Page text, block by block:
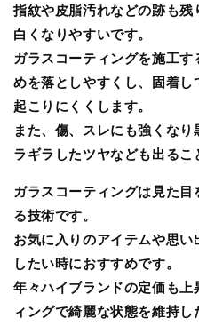
指紋や皮脂汚れなどの跡も
白くなりやすいです。
ガラスコーティングを施工
めを落としやすくし、固着
起こりにくくします。
また、傷、スレにも強くな
ラギラしたツヤなども出るこ
ガラスコーティングは見た
る技術です。
お気に入りのアイテムや思
したい時におすすめです。
年々ハイブランドの定価も
ィングで綺麗な状態を維持